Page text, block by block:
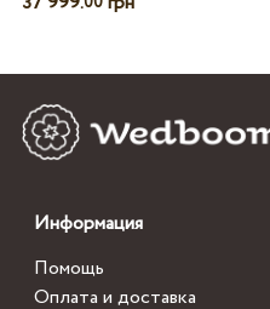
Информация
Помощь
Оплата и доставка